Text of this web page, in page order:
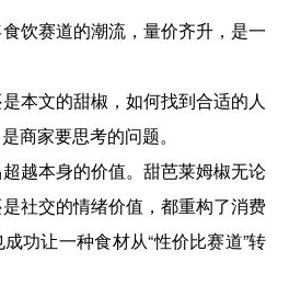
饮赛道的潮流，量价齐升，是一
本文的甜椒，如何找到合适的人
商家要思考的问题。
越本身的价值。甜芭莱姆椒无论
社交的情绪价值，都重构了消费
功让一种食材从“性价比赛道”转